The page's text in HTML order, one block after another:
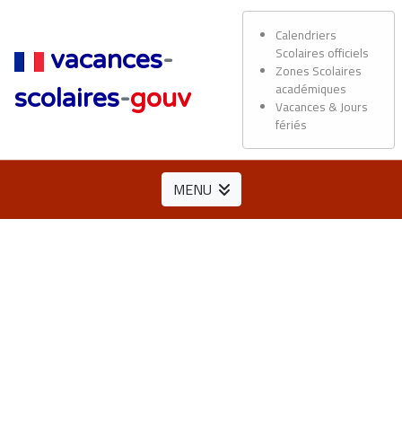
vacances-
scolaires-gouv
Calendriers
Scolaires officiels
Zones Scolaires
académiques
Vacances & Jours
fériés
MENU